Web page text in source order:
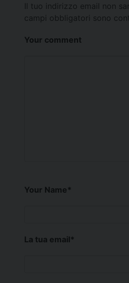
Il tuo indirizzo email non
campi obbligatori sono
Your comment
Your Name*
La tua email*